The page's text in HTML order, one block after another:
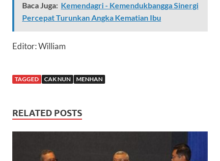
Baca Juga: Kemendagri - Kemendukbangga Sinergi
Percepat Turunkan Angka Kematian Ibu
Editor: William
TAGGED CAK NUN MENHAN
RELATED POSTS